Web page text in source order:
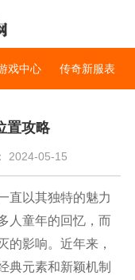
戏中心 传奇新服表
置攻略
2024-05-15
直以其独特的魅力
人童年的回忆，而
的影响。近年来，
典元素和新颖机制